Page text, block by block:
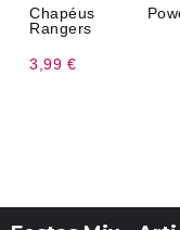
Chapéus
Rangers
3,99 €